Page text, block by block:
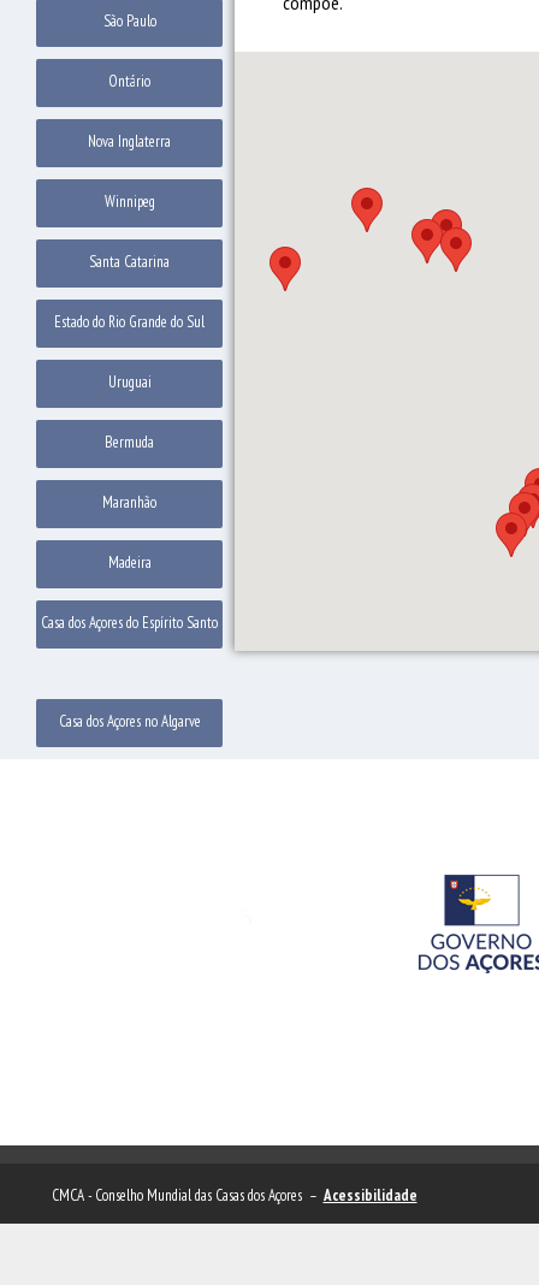
São Paulo
Ontário
Nova Inglaterra
Winnipeg
Santa Catarina
Estado do Rio Grande do Sul
Uruguai
Bermuda
Maranhão
Madeira
Casa dos Açores do Espírito Santo
Casa dos Açores no Algarve
CMCA - Conselho Mundial das Casas dos Açores – Acessibilidade